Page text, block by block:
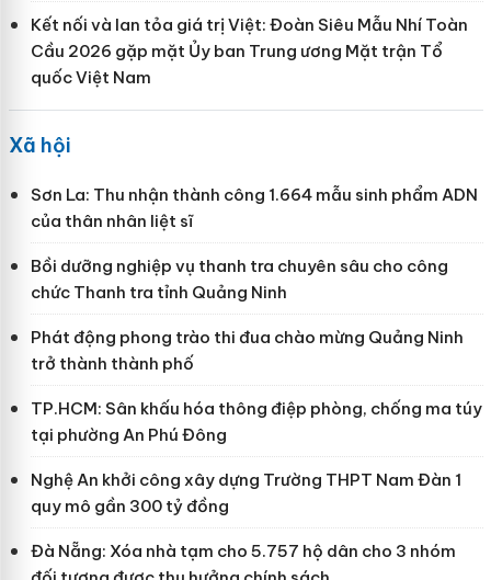
Kết nối và lan tỏa giá trị Việt: Đoàn Siêu Mẫu Nhí Toàn
Cầu 2026 gặp mặt Ủy ban Trung ương Mặt trận Tổ
quốc Việt Nam
Xã hội
Sơn La: Thu nhận thành công 1.664 mẫu sinh phẩm ADN
của thân nhân liệt sĩ
Bồi dưỡng nghiệp vụ thanh tra chuyên sâu cho công
chức Thanh tra tỉnh Quảng Ninh
Phát động phong trào thi đua chào mừng Quảng Ninh
trở thành thành phố
TP.HCM: Sân khấu hóa thông điệp phòng, chống ma túy
tại phường An Phú Đông
Nghệ An khởi công xây dựng Trường THPT Nam Đàn 1
quy mô gần 300 tỷ đồng
Đà Nẵng: Xóa nhà tạm cho 5.757 hộ dân cho 3 nhóm